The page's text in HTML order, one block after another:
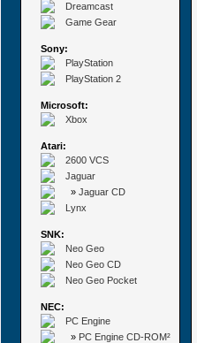
Dreamcast
Game Gear
Sony:
PlayStation
PlayStation 2
Microsoft:
Xbox
Atari:
2600 VCS
Jaguar
» Jaguar CD
Lynx
SNK:
Neo Geo
Neo Geo CD
Neo Geo Pocket
NEC:
PC Engine
» PC Engine CD-ROM²